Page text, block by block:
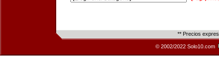
** Precios
© 2002/2022 Solo10.com